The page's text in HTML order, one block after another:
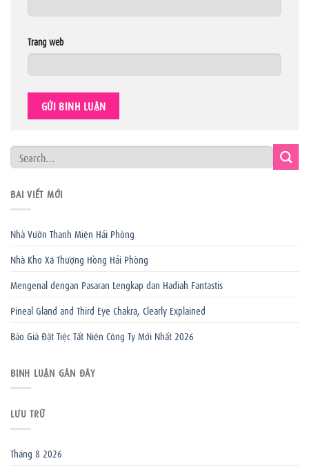
Trang web
BÀI VIẾT MỚI
Nhà Vườn Thanh Miện Hải Phòng
Nhà Kho Xã Thượng Hồng Hải Phòng
Mengenal dengan Pasaran Lengkap dan Hadiah Fantastis
Pineal Gland and Third Eye Chakra, Clearly Explained
Báo Giá Đặt Tiệc Tất Niên Công Ty Mới Nhất 2026
BÌNH LUẬN GẦN ĐÂY
LƯU TRỮ
Tháng 8 2026